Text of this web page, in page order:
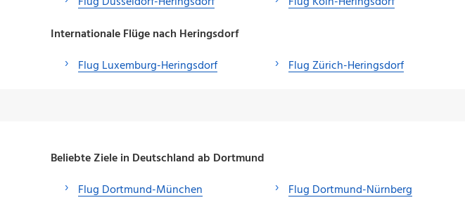
Internationale Flüge nach Heringsdorf
Flug Luxemburg-Heringsdorf
Flug Zürich-Heringsdorf
Beliebte Ziele in Deutschland ab Dortmund
Flug Dortmund-München
Flug Dortmund-Nürnberg